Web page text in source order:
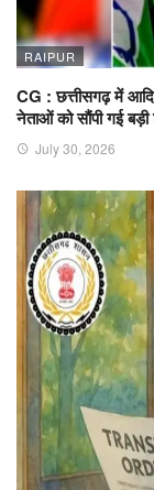
RAIPUR
CG : छत्तीसगढ़ में
नेताओं को सौंपी गई बड़ी
July 30, 2026